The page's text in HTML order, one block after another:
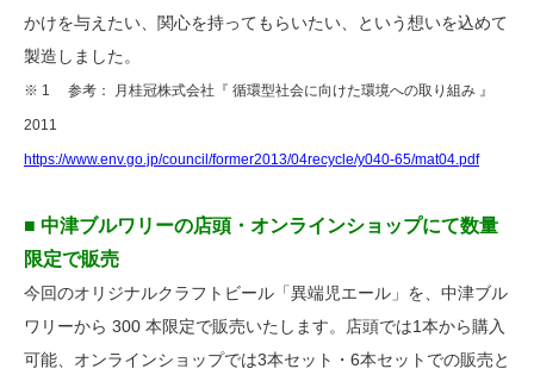
かけを与えたい、関心を持ってもらいたい、という想いを込めて
製造しました。
※ 1 参考： 月桂冠株式会社『 循環型社会に向けた環境への取り組み 』
2011
https://www.env.go.jp/council/former2013/04recycle/y040-65/mat04.pdf
■ 中津ブルワリーの店頭・オンラインショップにて数量
限定で販売
今回のオリジナルクラフトビール「異端児エール」を、中津ブル
ワリーから 300 本限定で販売いたします。店頭では1本から購入
可能、オンラインショップでは3本セット・6本セットでの販売と